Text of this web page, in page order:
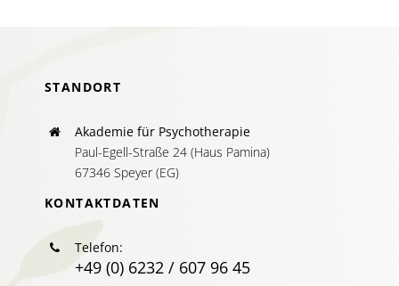
STANDORT
Akademie für Psychotherapie
Paul-Egell-Straße 24 (Haus Pamina)
67346 Speyer (EG)
KONTAKTDATEN
Telefon:
+49 (0) 6232 / 607 96 45